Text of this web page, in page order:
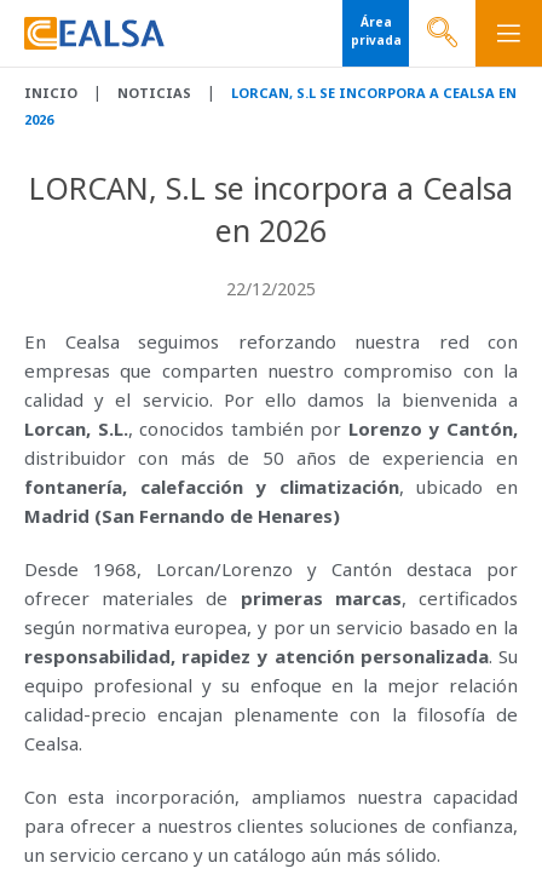
Área
privada
INICIO | NOTICIAS |
LORCAN, S.L SE INCORPORA A CEALSA EN
2026
LORCAN, S.L se incorpora a Cealsa
en 2026
22/12/2025
En Cealsa seguimos reforzando nuestra red con
empresas que comparten nuestro compromiso con la
calidad y el servicio. Por ello damos la bienvenida a
Lorcan, S.L., conocidos también por Lorenzo y Cantón,
distribuidor con más de 50 años de experiencia en
fontanería, calefacción y climatización, ubicado en
Madrid (San Fernando de Henares)
Desde 1968, Lorcan/Lorenzo y Cantón destaca por
ofrecer materiales de primeras marcas, certificados
según normativa europea, y por un servicio basado en la
responsabilidad, rapidez y atención personalizada. Su
equipo profesional y su enfoque en la mejor relación
calidad-precio encajan plenamente con la filosofía de
Cealsa.
Con esta incorporación, ampliamos nuestra capacidad
para ofrecer a nuestros clientes soluciones de confianza,
un servicio cercano y un catálogo aún más sólido.